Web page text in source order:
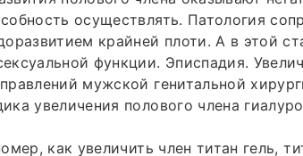
осуществлять. Патология
крайней плоти. А в этой
функции. Эписпадия.
мужской генитальной
увеличения полового члена
как увеличить член титан гель,